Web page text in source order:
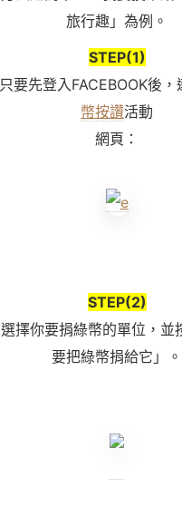
旅行趣」為例。
STEP(1)
只要先登入FACEBOOK後，
幣按讚活動
網頁：
STEP(2)
選擇你要捐綠幣的單位，並
要把綠幣捐給它」。